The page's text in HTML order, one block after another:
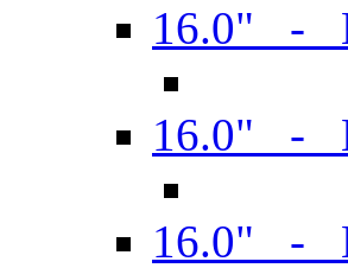
16.0" -
16.0" -
16.0" -